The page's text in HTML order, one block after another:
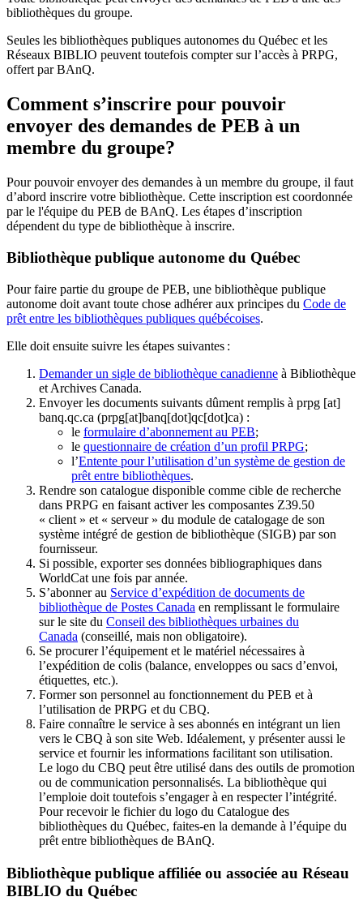
bibliothèques du groupe.
Seules les bibliothèques publiques autonomes du Québec et les
Réseaux BIBLIO peuvent toutefois compter sur l’accès à PRPG,
offert par BAnQ.
Comment s’inscrire pour pouvoir
envoyer des demandes de PEB à un
membre du groupe?
Pour pouvoir envoyer des demandes à un membre du groupe, il faut
d’abord inscrire votre bibliothèque. Cette inscription est coordonnée
par le l'équipe du PEB de BAnQ. Les étapes d’inscription
dépendent du type de bibliothèque à inscrire.
Bibliothèque publique autonome du Québec
Pour faire partie du groupe de PEB, une bibliothèque publique
autonome doit avant toute chose adhérer aux principes du Code de
prêt entre les bibliothèques publiques québécoises.
Elle doit ensuite suivre les étapes suivantes :
Demander un sigle de bibliothèque canadienne à Bibliothèque
et Archives Canada.
Envoyer les documents suivants dûment remplis à prpg [at]
banq.qc.ca (prpg[at]banq[dot]qc[dot]ca) :
le formulaire d’abonnement au PEB;
le questionnaire de création d’un profil PRPG;
l’Entente pour l’utilisation d’un système de gestion de
prêt entre bibliothèques.
Rendre son catalogue disponible comme cible de recherche
dans PRPG en faisant activer les composantes Z39.50
« client » et « serveur » du module de catalogage de son
système intégré de gestion de bibliothèque (SIGB) par son
fournisseur.
Si possible, exporter ses données bibliographiques dans
WorldCat une fois par année.
S’abonner au Service d’expédition de documents de
bibliothèque de Postes Canada en remplissant le formulaire
sur le site du Conseil des bibliothèques urbaines du
Canada (conseillé, mais non obligatoire).
Se procurer l’équipement et le matériel nécessaires à
l’expédition de colis (balance, enveloppes ou sacs d’envoi,
étiquettes, etc.).
Former son personnel au fonctionnement du PEB et à
l’utilisation de PRPG et du CBQ.
Faire connaître le service à ses abonnés en intégrant un lien
vers le CBQ à son site Web. Idéalement, y présenter aussi le
service et fournir les informations facilitant son utilisation.
Le logo du CBQ peut être utilisé dans des outils de promotion
ou de communication personnalisés. La bibliothèque qui
l’emploie doit toutefois s’engager à en respecter l’intégrité.
Pour recevoir le fichier du logo du Catalogue des
bibliothèques du Québec, faites-en la demande à l’équipe du
prêt entre bibliothèques de BAnQ.
Bibliothèque publique affiliée ou associée au Réseau
BIBLIO du Québec